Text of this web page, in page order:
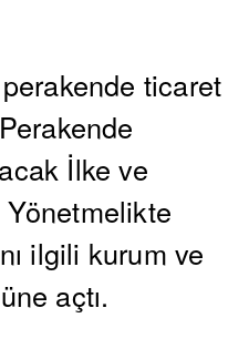
ticaret
İlke ve
Yönetmelikte
ilgili kurum ve
açtı.